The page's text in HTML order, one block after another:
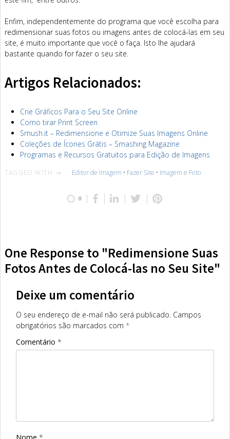
Enfim, independentemente do programa que você escolha para
redimensionar suas fotos ou imagens antes de colocá-las em seu
site, é muito importante que você o faça. Isto lhe ajudará
bastante quando for fazer o seu site.
Artigos Relacionados:
Crie Gráficos Para o Seu Site Online
Como tirar Print Screen
Smush.it – Redimensione e Otimize Suas Imagens Online
Coleções de Ícones Grátis – Smashing Magazine
Programas e Recursos Gratuitos para Edição de Imagens
TAGGED WITH → Editor de Imagem • Fazer Site • Imagem e Foto
0
One Response to "Redimensione Suas
Fotos Antes de Colocá-las no Seu Site"
Deixe um comentário
O seu endereço de e-mail não será publicado. Campos
obrigatórios são marcados com *
Comentário *